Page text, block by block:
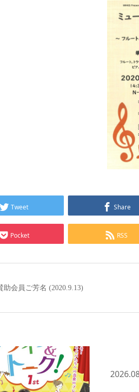
Tweet Share
Pocket RSS
助会員ご芳名 (2020.9.13)